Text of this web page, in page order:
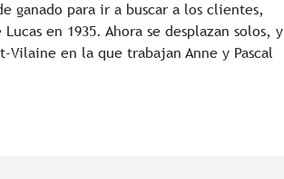
ganado para ir a buscar a los clientes,
en 1935. Ahora se desplazan solos, y
en la que trabajan Anne y Pascal